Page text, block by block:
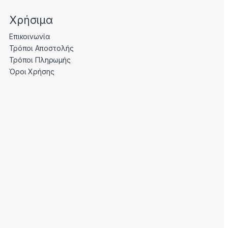
Χρήσιμα
Επικοινωνία
Τρόποι Αποστολής
Τρόποι Πληρωμής
Όροι Χρήσης